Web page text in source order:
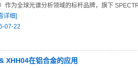
作为全球光谱分析领域的标杆品牌，旗下
详细]
07-22
XHH04在铝合金的应用